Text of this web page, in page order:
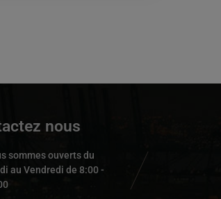
nous
sommes ouverts du
au Vendredi de 8:00 -